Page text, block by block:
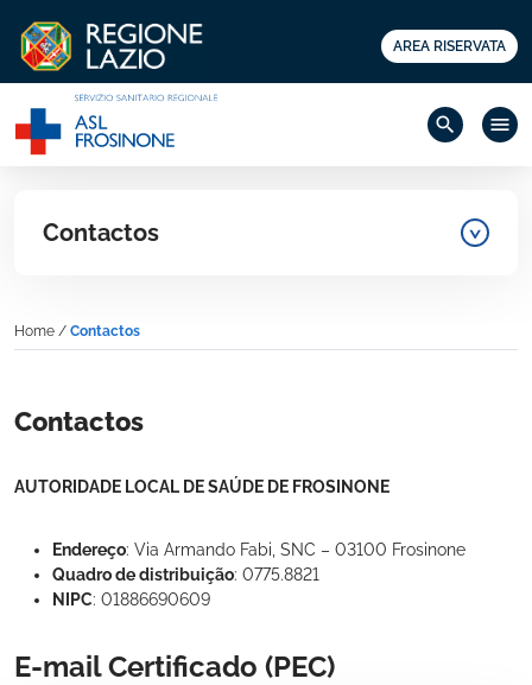
AREA RISERVATA
search menu
Contactos
Home / Contactos
Contactos
AUTORIDADE LOCAL DE SAÚDE DE FROSINONE
Endereço: Via Armando Fabi, SNC – 03100 Frosinone
Quadro de distribuição: 0775.8821
NIPC: 01886690609
E-mail Certificado (PEC)